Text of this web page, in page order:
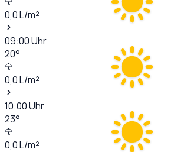
0,0L/m²
09:00Uhr
20°
0,0L/m²
10:00Uhr
23°
0,0L/m²